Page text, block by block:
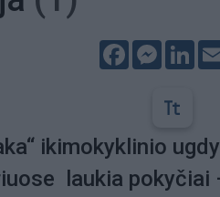
Facebook
ikimokyklinio
laukia pokyčiai